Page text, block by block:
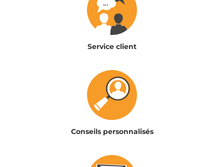
Service client
Conseils personnalisés